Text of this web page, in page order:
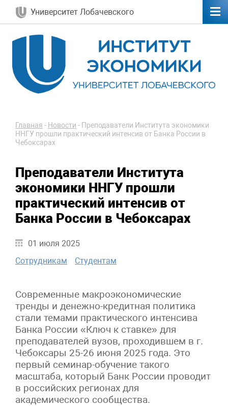
Университет Лобачевского
Главная - Новости - Преподаватели Института экономики
ННГУ прошли практический интенсив от Банка России в
Чебоксарах
Преподаватели Института
экономики ННГУ прошли
практический интенсив от
Банка России в Чебоксарах
01 июля 2025
Сотрудникам
Студентам
Современные макроэкономические
тренды и денежно-кредитная политика
стали темами практического интенсива
Банка России «Ключ к ставке» для
преподавателей вузов, проходившем в г.
Чебоксары 25-26 июня 2025 года. Это
первый семинар-обучение такого
масштаба, который Банк России проводит
в российских регионах для
академического сообщества.